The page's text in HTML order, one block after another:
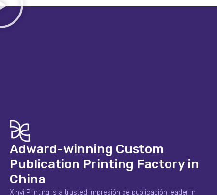
Adward-winning Custom
Publication Printing Factory in
China
Xinyi Printing is a trusted impresión de publicación leader in